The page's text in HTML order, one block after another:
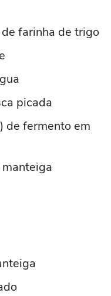
farinha de trigo
picada
de fermento em